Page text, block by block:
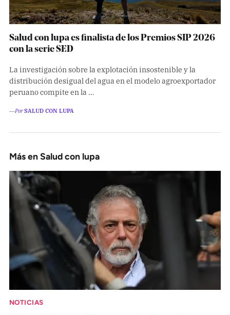
Salud con lupa es finalista de los Premios SIP 2026
con la serie SED
La investigación sobre la explotación insostenible y la
distribución desigual del agua en el modelo agroexportador
peruano compite en la …
―PorSALUD CON LUPA
Más en Salud con lupa
NOTICIAS